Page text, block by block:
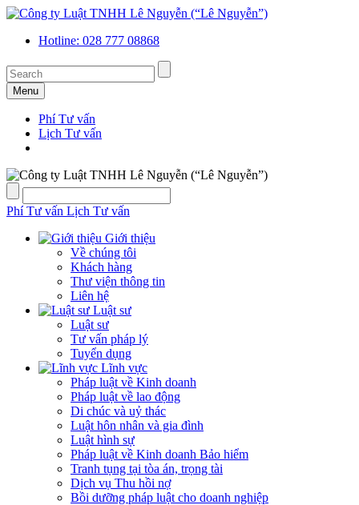
Hotline: 028 777 08868
Menu
Phí Tư vấn
Lịch Tư vấn
Phí Tư vấn Lịch Tư vấn
Giới thiệu
Về chúng tôi
Khách hàng
Thư viện thông tin
Liên hệ
Luật sư
Luật sư
Tư vấn pháp lý
Tuyển dụng
Lĩnh vực
Pháp luật về Kinh doanh
Pháp luật về lao động
Di chúc và uỷ thác
Luật hôn nhân và gia đình
Luật hình sự
Pháp luật về Kinh doanh Bảo hiểm
Tranh tụng tại tòa án, trọng tài
Dịch vụ Thu hồi nợ
Bồi dưỡng pháp luật cho doanh nghiệp